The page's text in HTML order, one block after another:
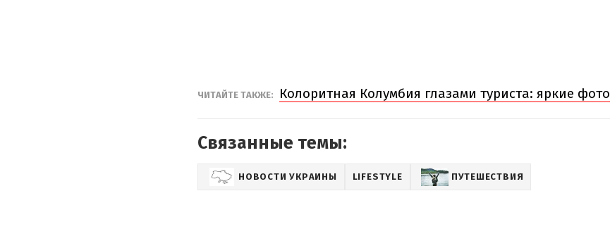
ЧИТАЙТЕ ТАКЖЕ: Колоритная Колумбия глазами туриста: яркие фото
Связанные темы:
НОВОСТИ УКРАИНЫ LIFESTYLE ПУТЕШЕСТВИЯ